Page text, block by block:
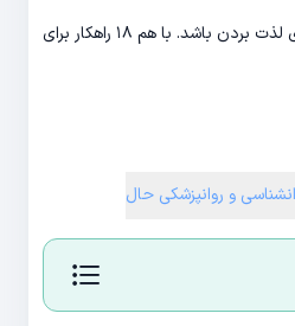
را پیدا کرد که چشم‌‎اندازی برای لذت بردن باشد. با هم ۱۸ راهکار برای
و روانپزشکی حال